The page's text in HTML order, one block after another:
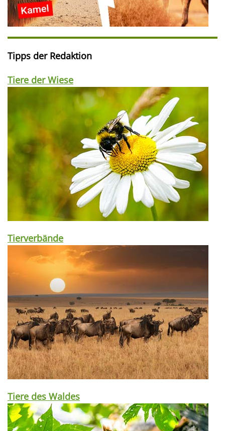
Tipps der Redaktion
Tiere der Wiese
Tierverbände
Tiere des Waldes